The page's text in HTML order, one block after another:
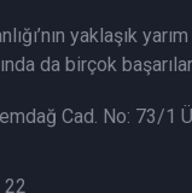
yaklaşık
da birçok
Cad. No: 73/1
22